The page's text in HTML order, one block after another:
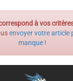
à vos
envoyer votre article
manque !